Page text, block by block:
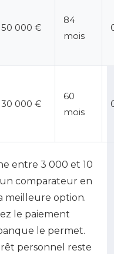
50 000 €
84
mois
30 000 €
60
mois
entre 3 000 et 10
comparateur en
meilleure option.
le paiement
le permet.
personnel reste